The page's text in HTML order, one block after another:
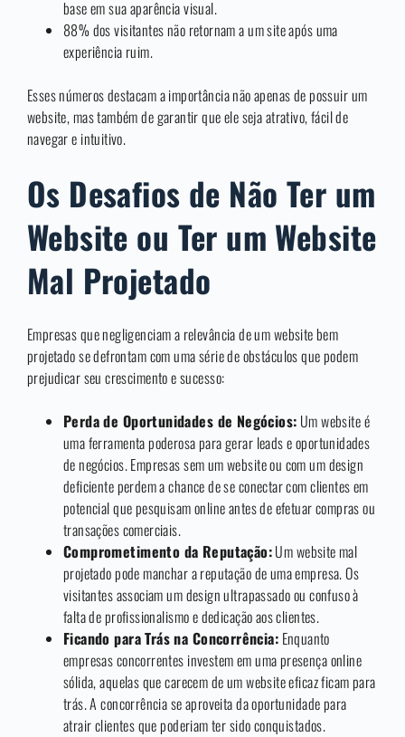
base em sua aparência visual.
88% dos visitantes não retornam a um site após uma
experiência ruim.
Esses números destacam a importância não apenas de possuir um
website, mas também de garantir que ele seja atrativo, fácil de
navegar e intuitivo.
Os Desafios de Não Ter um
Website ou Ter um Website
Mal Projetado
Empresas que negligenciam a relevância de um website bem
projetado se defrontam com uma série de obstáculos que podem
prejudicar seu crescimento e sucesso:
Perda de Oportunidades de Negócios: Um website é
uma ferramenta poderosa para gerar leads e oportunidades
de negócios. Empresas sem um website ou com um design
deficiente perdem a chance de se conectar com clientes em
potencial que pesquisam online antes de efetuar compras ou
transações comerciais.
Comprometimento da Reputação:Um website mal
projetado pode manchar a reputação de uma empresa. Os
visitantes associam um design ultrapassado ou confuso à
falta de profissionalismo e dedicação aos clientes.
Ficando para Trás na Concorrência: Enquanto
empresas concorrentes investem em uma presença online
sólida, aquelas que carecem de um website eficaz ficam para
trás. A concorrência se aproveita da oportunidade para
atrair clientes que poderiam ter sido conquistados.